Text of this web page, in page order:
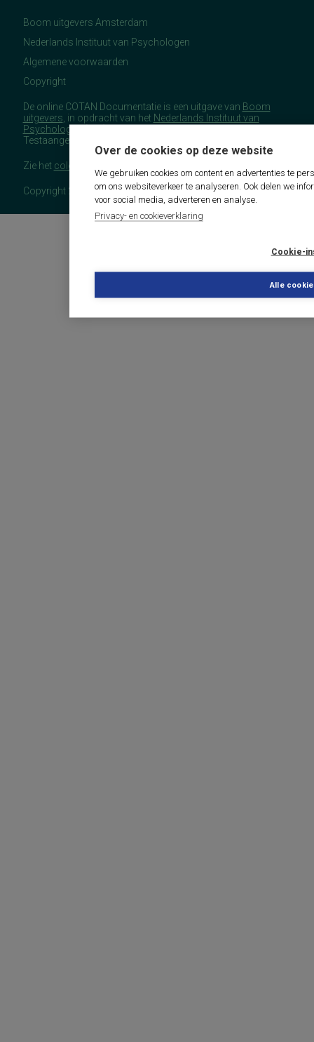
Over de cookies op deze website
We gebruiken cookies om content en advertenties te
om ons websiteverkeer te analyseren. Ook delen we
voor social media, adverteren en analyse.
Privacy- en cookieverklaring
Cookie-
Alle
Boom uitgevers Amsterdam
Nederlands Instituut van Psychologen
Algemene voorwaarden
Copyright
De online COTAN Documentatie is een uitgave van Boom
uitgevers , in opdracht van het Nederlands Instituut van
Psychologen(NIP), namens de Commissie
Testaangelegenheden Nederland (COTAN).
Zie het colofon
Copyright 2026 - COTAN Documentatie